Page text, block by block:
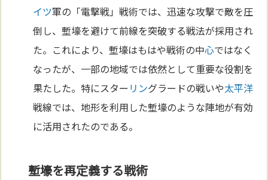
イツ軍の「電撃戦」戦術では、迅速な攻撃で敵を圧
倒し、塹壕を避けて前線を突破する戦法が採用され
た。これにより、塹壕はもはや戦術の中心ではなく
なったが、一部の地域では依然として重要な役割を
果たした。特にスター リングラードの戦いや太平洋
戦線では、地形を利用した塹壕のような陣地が有効
に活用されたのである。
塹壕を再定義する戦術